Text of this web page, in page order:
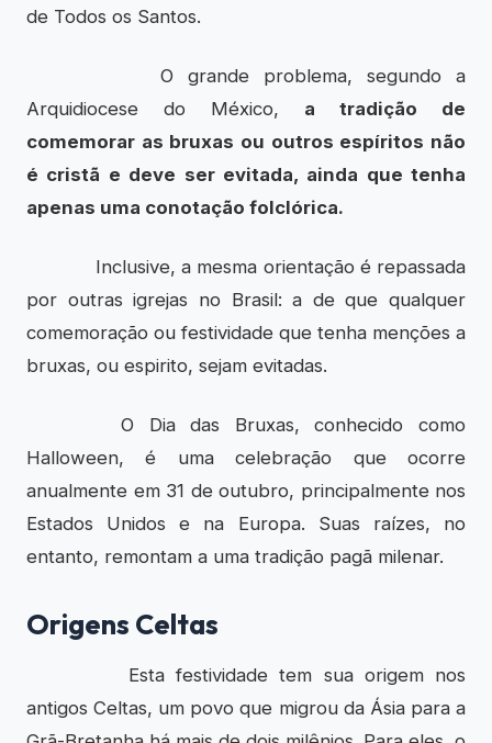
de Todos os Santos.
O grande problema, segundo a
Arquidiocese do México, a tradição de
comemorar as bruxas ou outros espíritos não
é cristã e deve ser evitada, ainda que tenha
apenas uma conotação folclórica.
Inclusive, a mesma orientação é repassada
por outras igrejas no Brasil: a de que qualquer
comemoração ou festividade que tenha menções a
bruxas, ou espirito, sejam evitadas.
O Dia das Bruxas, conhecido como
Halloween, é uma celebração que ocorre
anualmente em 31 de outubro, principalmente nos
Estados Unidos e na Europa. Suas raízes, no
entanto, remontam a uma tradição pagã milenar.
Origens Celtas
Esta festividade tem sua origem nos
antigos Celtas, um povo que migrou da Ásia para a